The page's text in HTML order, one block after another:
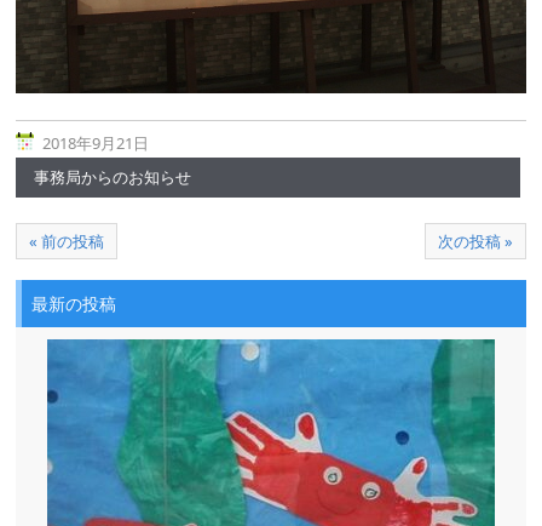
2018年9月21日
事務局からのお知らせ
« 前の投稿 次の投稿 »
最新の投稿